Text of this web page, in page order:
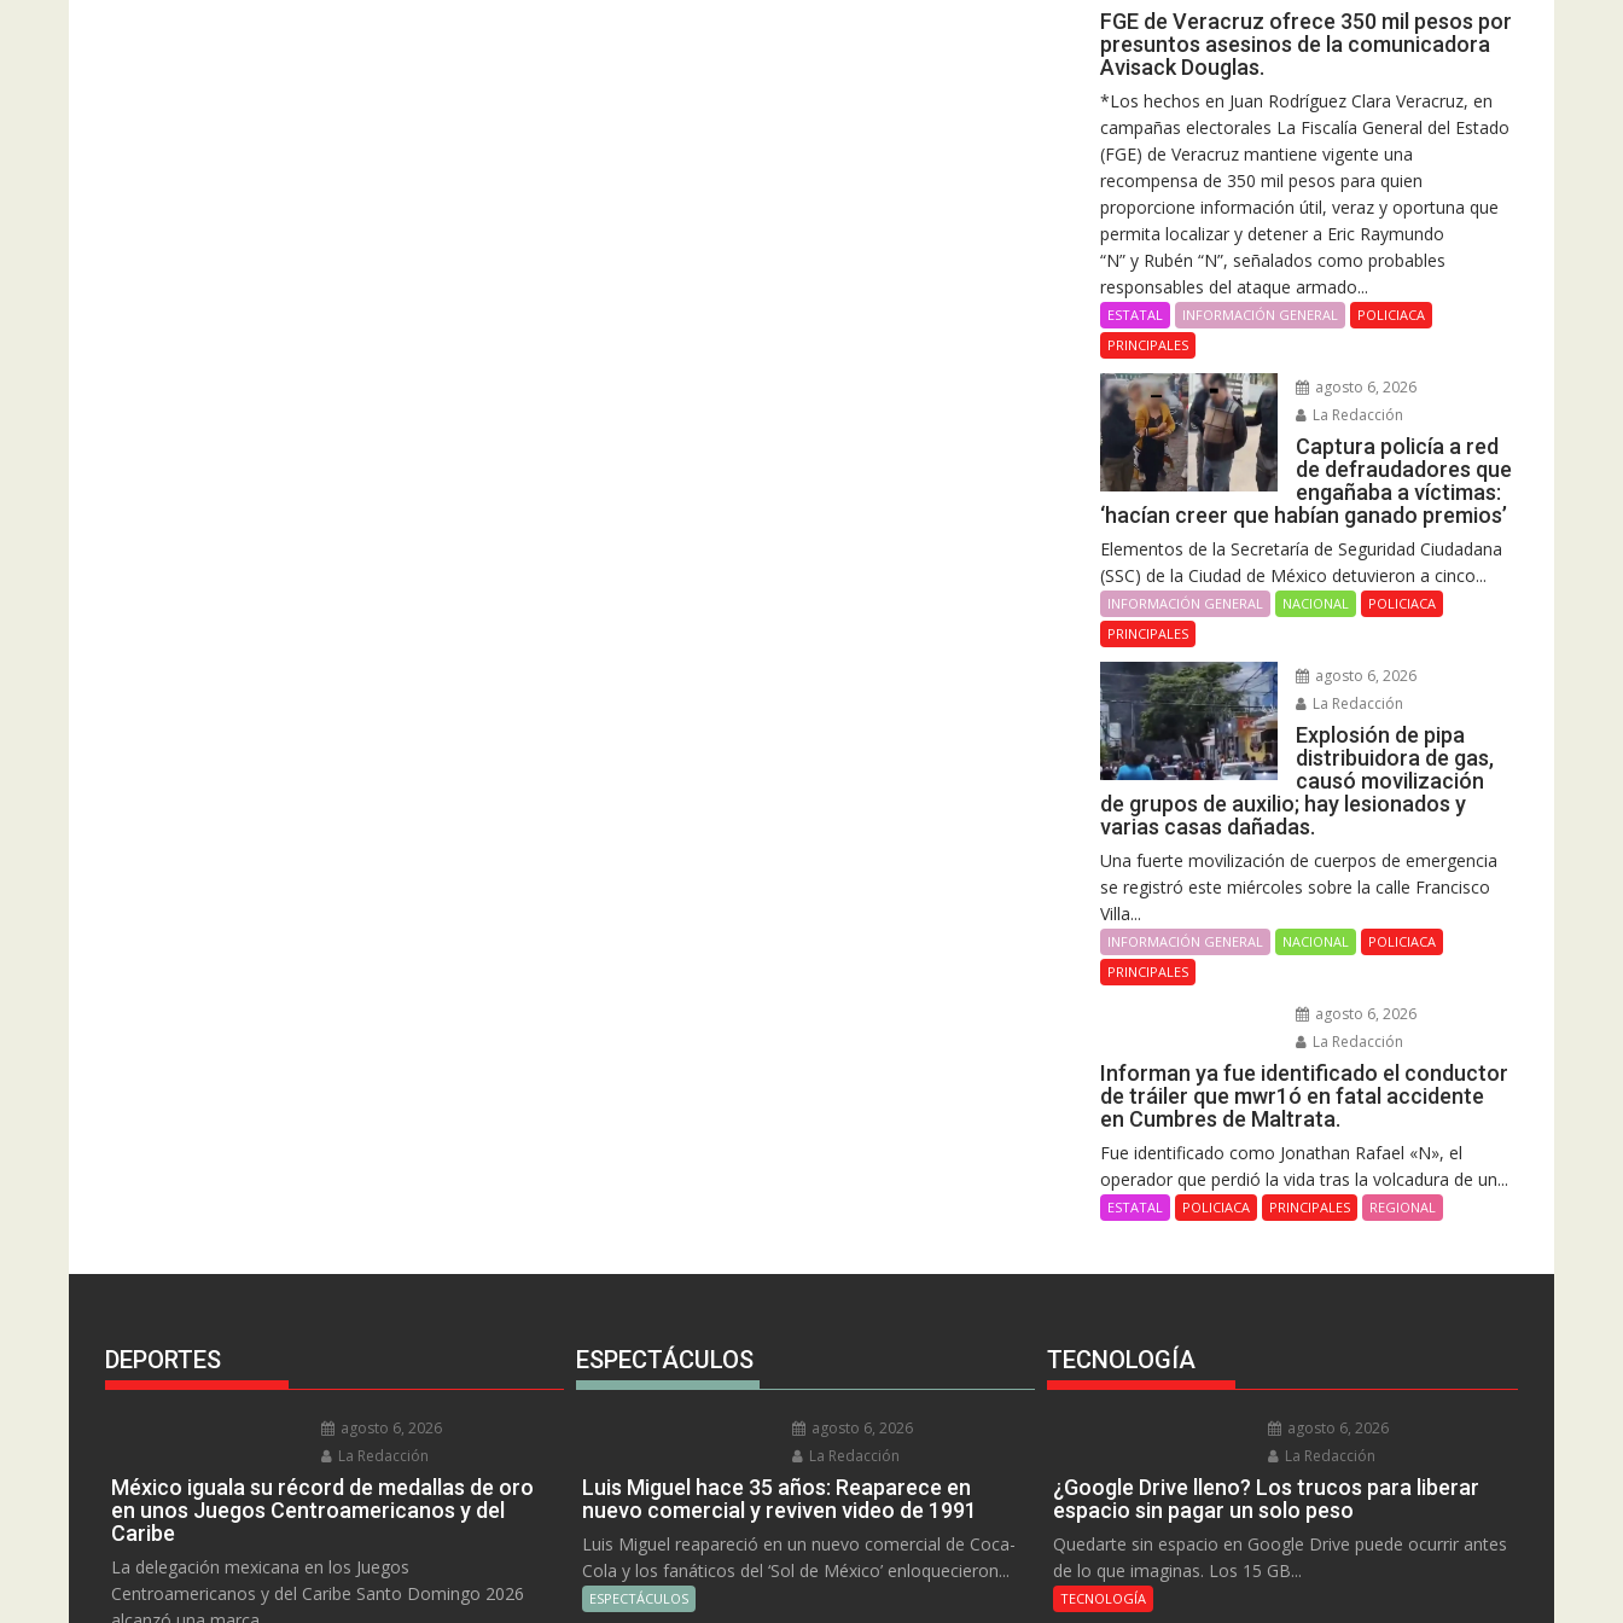
FGE de Veracruz ofrece 350 mil pesos por
presuntos asesinos de la comunicadora
Avisack Douglas.
*Los hechos en Juan Rodríguez Clara Veracruz, en
campañas electorales La Fiscalía General del Estado
(FGE) de Veracruz mantiene vigente una
recompensa de 350 mil pesos para quien
proporcione información útil, veraz y oportuna que
permita localizar y detener a Eric Raymundo
“N” y Rubén “N”, señalados como probables
responsables del ataque armado...
ESTATAL INFORMACIÓN GENERAL
POLICIACA
PRINCIPALES
agosto 6, 2026
La Redacción
Captura policía a red
de defraudadores que
engañaba a víctimas:
‘hacían creer que habían ganado premios’
Elementos de la Secretaría de Seguridad Ciudadana
(SSC) de la Ciudad de México detuvieron a cinco...
INFORMACIÓN GENERAL NACIONAL
POLICIACA
PRINCIPALES
agosto 6, 2026
La Redacción
Explosión de pipa
distribuidora de gas,
causó movilización
de grupos de auxilio; hay lesionados y
varias casas dañadas.
Una fuerte movilización de cuerpos de emergencia
se registró este miércoles sobre la calle Francisco
Villa...
INFORMACIÓN GENERAL NACIONAL
POLICIACA
PRINCIPALES
agosto 6, 2026
La Redacción
Informan ya fue identificado el conductor
de tráiler que mwr1ó en fatal accidente
en Cumbres de Maltrata.
Fue identificado como Jonathan Rafael «N», el
operador que perdió la vida tras la volcadura de un...
ESTATAL POLICIACA PRINCIPALES REGIONAL
DEPORTES
agosto 6, 2026
La Redacción
México iguala su récord de medallas de oro
en unos Juegos Centroamericanos y del
Caribe
La delegación mexicana en los Juegos
Centroamericanos y del Caribe Santo Domingo 2026
ESPECTÁCULOS
agosto 6, 2026
La Redacción
Luis Miguel hace 35 años: Reaparece en
nuevo comercial y reviven video de 1991
Luis Miguel reapareció en un nuevo comercial de Coca-
Cola y los fanáticos del ‘Sol de México’ enloquecieron...
ESPECTÁCULOS
TECNOLOGÍA
agosto 6, 2026
La Redacción
¿Google Drive lleno? Los trucos para liberar
espacio sin pagar un solo peso
Quedarte sin espacio en Google Drive puede ocurrir antes
de lo que imaginas. Los 15 GB...
TECNOLOGÍA